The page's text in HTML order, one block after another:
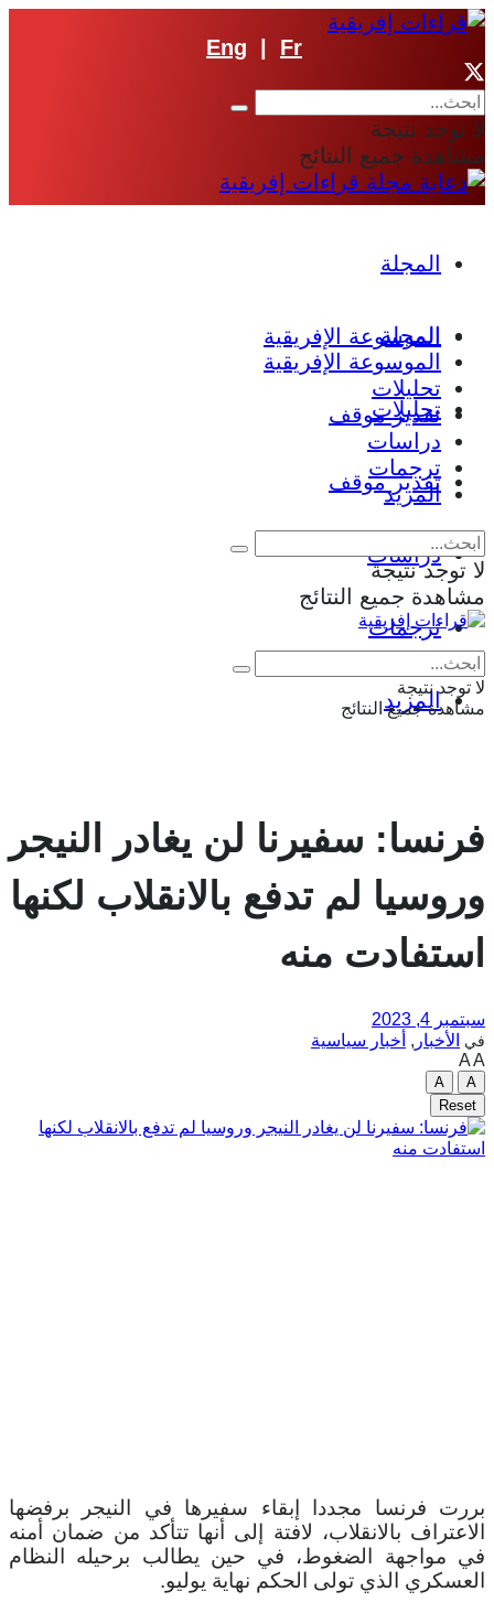
Eng Fr
لا توجد نتيجة
مشاهدة جميع النتائج
المجلة
الموسوعة الإفريقية
تحليلات
تقدير موقف
دراسات
ترجمات
المزيد
المجلة
الموسوعة الإفريقية
تحليلات
تقدير موقف
دراسات
ترجمات
المزيد
لا توجد نتيجة
مشاهدة جميع النتائج
لا توجد نتيجة
مشاهدة جميع النتائج
فرنسا: سفيرنا لن يغادر النيجر
وروسيا لم تدفع بالانقلاب لكنها
استفادت منه
سبتمبر 4, 2023
في الأخبار , أخبار سياسية
AA
A
A
Reset
بررت فرنسا مجددا إبقاء سفيرها في النيجر برفضها
الاعتراف بالانقلاب، لافتة إلى أنها تتأكد من ضمان أمنه
في مواجهة الضغوط، في حين يطالب برحيله النظام
العسكري الذي تولى الحكم نهاية يوليو.